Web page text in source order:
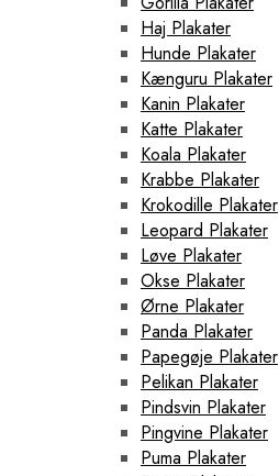
Haj Plakater
Hunde Plakater
Kænguru Plakater
Kanin Plakater
Katte Plakater
Koala Plakater
Krabbe Plakater
Krokodille Plakater
Leopard Plakater
Løve Plakater
Okse Plakater
Ørne Plakater
Panda Plakater
Papegøje Plakater
Pelikan Plakater
Pindsvin Plakater
Pingvine Plakater
Puma Plakater